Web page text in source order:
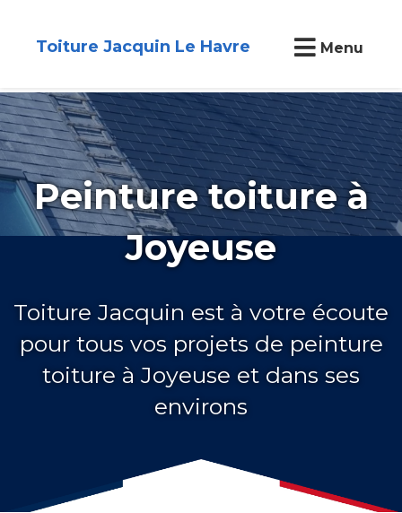
Toiture Jacquin Le Havre Menu
Peinture toiture à
Joyeuse
Toiture Jacquin est à votre écoute
pour tous vos projets de peinture
toiture à Joyeuse et dans ses
environs